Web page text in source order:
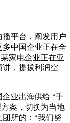
平台，阐发用户
中国企业正在全
家电企业正在亚
讲，提拔利润空
业出海供给 “手
案，切换为当地
所的：“我们努